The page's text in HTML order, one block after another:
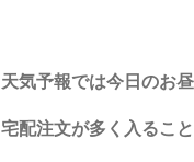
天気予報では今日のお
宅配注文が多く入るこ